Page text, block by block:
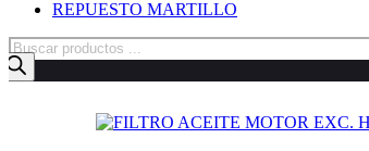
REPUESTO MARTILLO
Búsqueda
de
productos